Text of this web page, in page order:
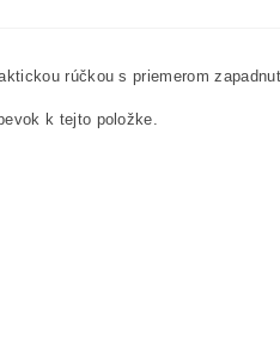
rúčkou s priemerom
k tejto položke.